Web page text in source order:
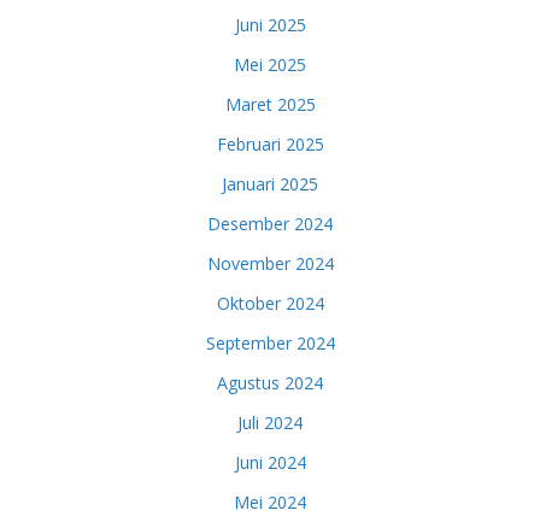
Juni 2025
Mei 2025
Maret 2025
Februari 2025
Januari 2025
Desember 2024
November 2024
Oktober 2024
September 2024
Agustus 2024
Juli 2024
Juni 2024
Mei 2024